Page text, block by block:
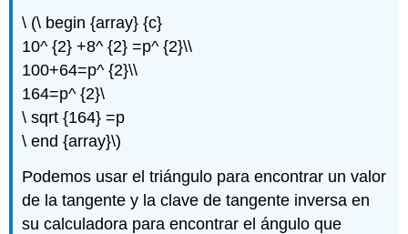
\ (\ begin {array} {c}
10^ {2} +8^ {2} =p^ {2}\\
100+64=p^ {2}\\
164=p^ {2}\
\ sqrt {164} =p
\ end {array}\)
Podemos usar el triángulo para encontrar un valor
de la tangente y la clave de tangente inversa en
su calculadora para encontrar el ángulo que